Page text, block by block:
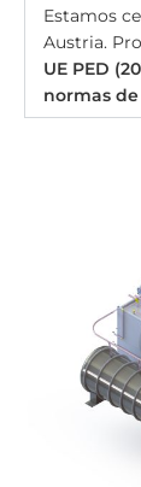
Estamos
Austria.
UE PED
normas de